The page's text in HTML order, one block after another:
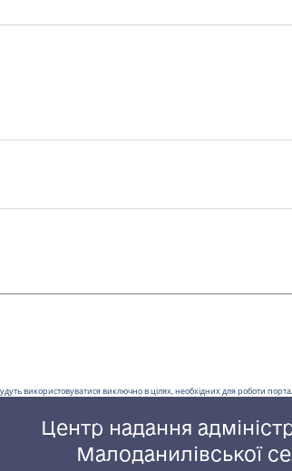
використовуватися виключно в цілях, необхідних для роботи
Центр надання
Малоданилівської